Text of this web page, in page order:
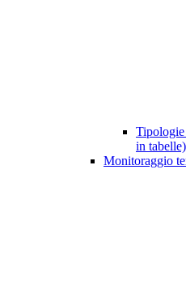
in tabelle)
Monitoraggio